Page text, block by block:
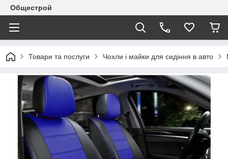
Общестрой
Товари та послуги Чохли і майки для сидіння в авто